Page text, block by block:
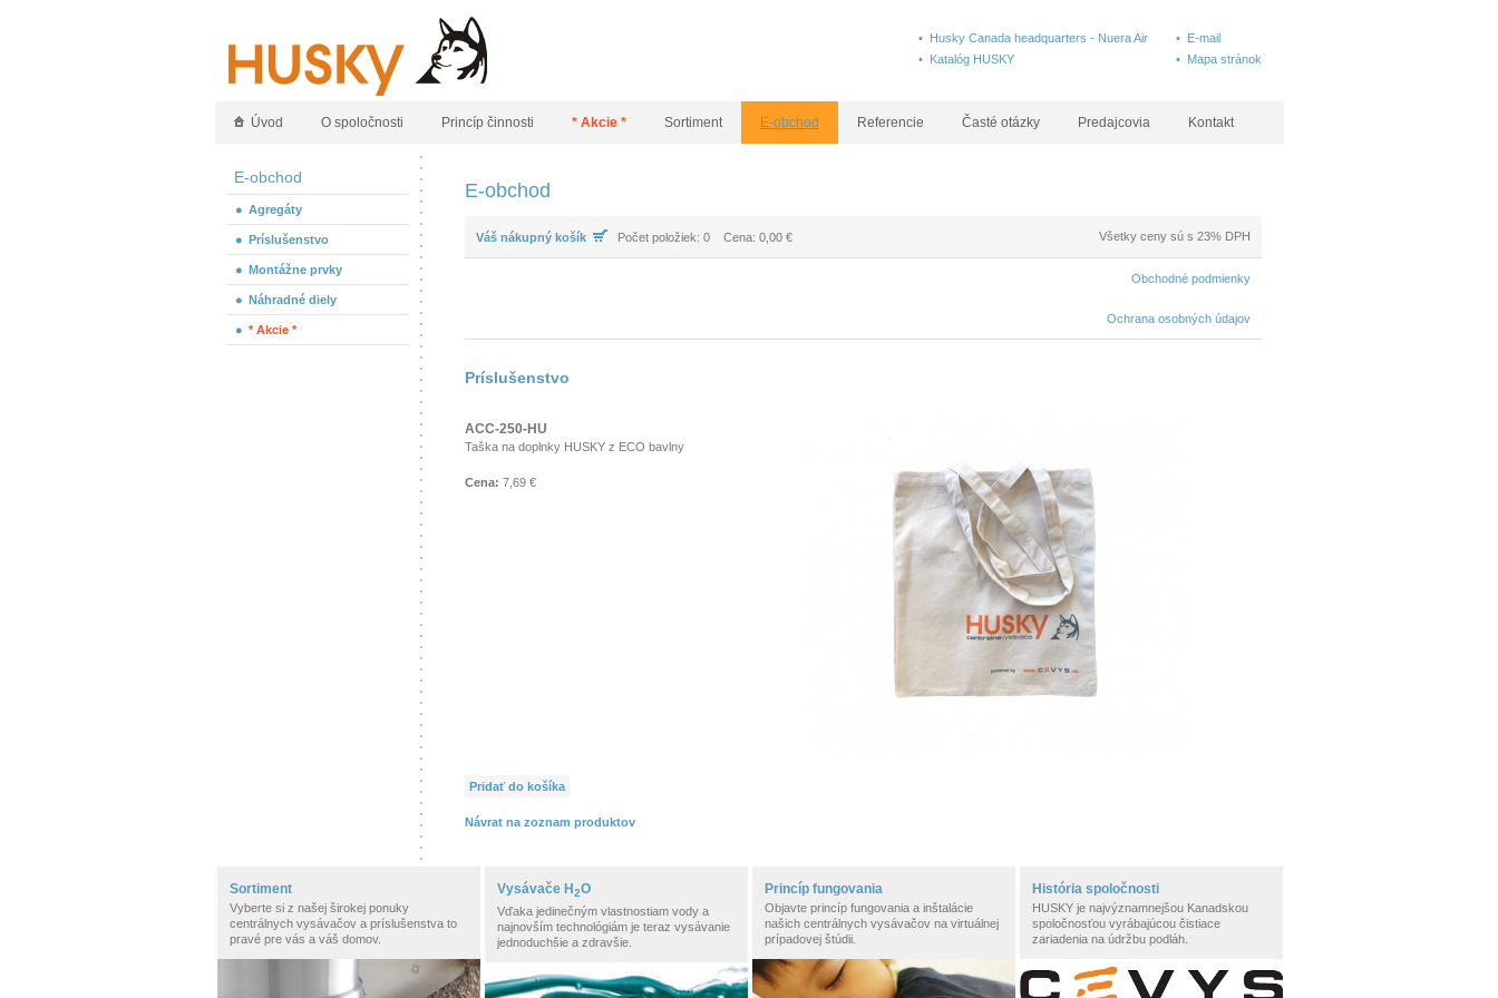
• E-mail
• Mapa stránok
• Husky Canada headquarters - Nuera Air
• Katalóg HUSKY
Úvod O spoločnosti Princíp činnosti * Akcie * Sortiment E-obchod Referencie Časté otázky Predajcovia Kontakt
E-obchod
Agregáty
Príslušenstvo
Montážne prvky
Náhradné diely
* Akcie *
E-obchod
Váš nákupný košík Počet položiek: 0 Cena: 0,00 € Všetky ceny sú s 23% DPH
Obchodné podmienky
Ochrana osobných údajov
Príslušenstvo
ACC-250-HU
Taška na doplnky HUSKY z ECO bavlny
Cena: 7,69 €
Pridať do košíka
Návrat na zoznam produktov
Sortiment
Vyberte si z našej širokej ponuky
centrálnych vysávačov a príslušenstva to
pravé pre vás a váš domov.
Vysávače H 2O
Vďaka jedinečným vlastnostiam vody a
najnovším technológiám je teraz vysávanie
jednoduchšie a zdravšie.
Princíp fungovania
Objavte princíp fungovania a inštalácie
našich centrálnych vysávačov na virtuálnej
prípadovej štúdii.
História spoločnosti
HUSKY je najvýznamnejšou Kanadskou
spoločnosťou vyrábajúcou čistiace
zariadenia na údržbu podláh.